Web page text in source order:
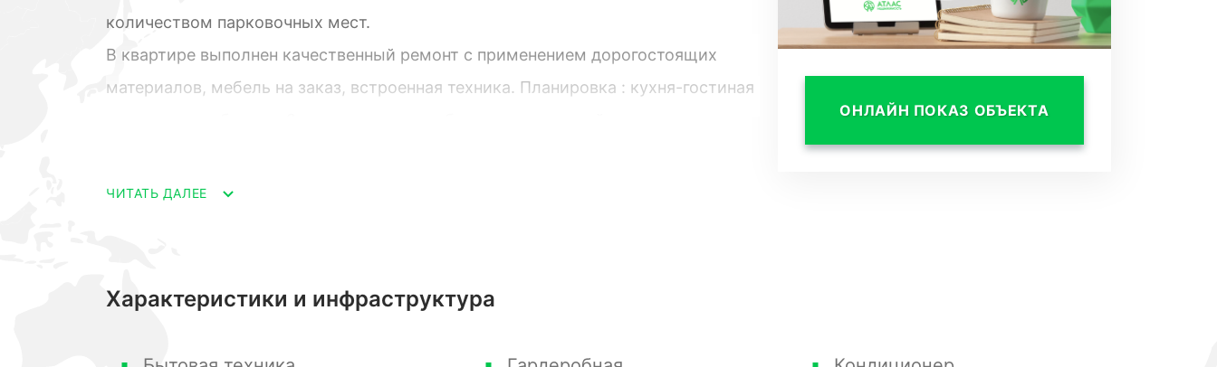
количеством парковочных мест.
В квартире выполнен качественный ремонт с применением дорогостоящих
материалов, мебель на заказ, встроенная техника. Планировка : кухня-гостиная
ЧИТАТЬ ДАЛЕЕ
ОНЛАЙН ПОКАЗ ОБЪЕКТА
Характеристики и инфраструктура